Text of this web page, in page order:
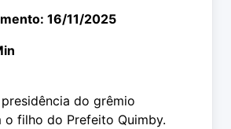
16/11/2025
do grêmio
o filho do Prefeito Quimby.